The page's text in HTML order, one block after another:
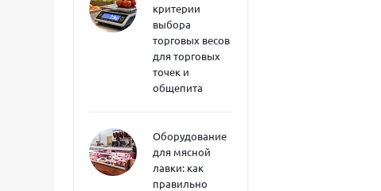
критерии
выбора
торговых весов
для торговых
точек и
общепита
Оборудование
для мясной
лавки: как
правильно